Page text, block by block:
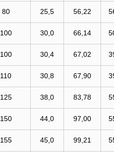
80 25,5 56,22
100 30,0 66,14
100 30,4 67,02
110 30,8 67,90
125 38,0 83,78
150 44,0 97,00
155 45,0 99,21